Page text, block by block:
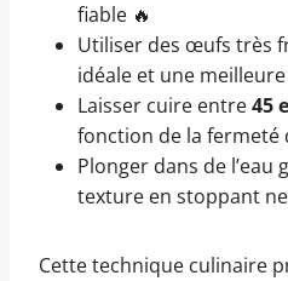
fiable 🔥
Utiliser des œufs très
idéale et une
Laisser cuire entre45
fonction de la
Plonger dans de l’eau
texture en stoppant
Cette technique culinaire